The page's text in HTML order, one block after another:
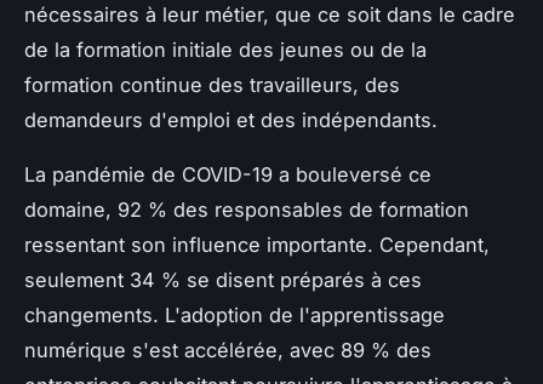
nécessaires à leur métier, que ce soit dans le cadre
de la formation initiale des jeunes ou de la
formation continue des travailleurs, des
demandeurs d'emploi et des indépendants.
La pandémie de COVID-19 a bouleversé ce
domaine, 92 % des responsables de formation
ressentant son influence importante. Cependant,
seulement 34 % se disent préparés à ces
changements. L'adoption de l'apprentissage
numérique s'est accélérée, avec 89 % des